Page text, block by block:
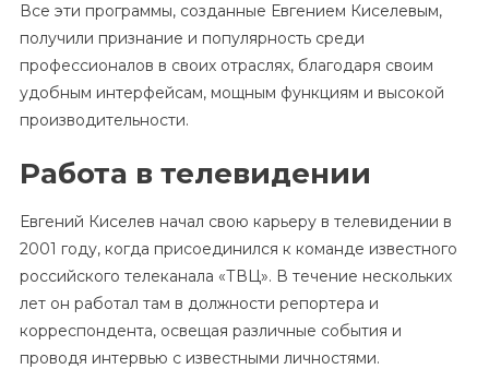
Все эти программы, созданные Евгением Киселевым,
получили признание и популярность среди
профессионалов в своих отраслях, благодаря своим
удобным интерфейсам, мощным функциям и высокой
производительности.
Работа в телевидении
Евгений Киселев начал свою карьеру в телевидении в
2001 году, когда присоединился к команде известного
российского телеканала «ТВЦ». В течение нескольких
лет он работал там в должности репортера и
корреспондента, освещая различные события и
проводя интервью с известными личностями.